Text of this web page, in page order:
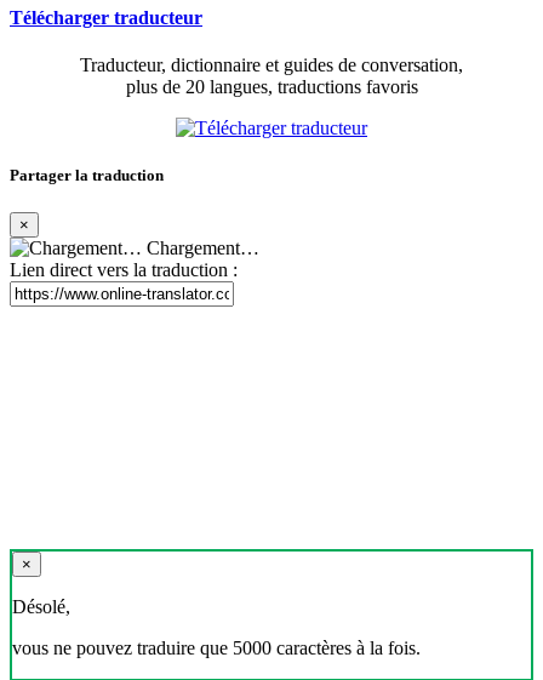
Télécharger traducteur
Traducteur, dictionnaire et guides de conversation,
plus de 20 langues, traductions favoris
Partager la traduction
×
Chargement…
Lien direct vers la traduction :
×
Désolé,
vous ne pouvez traduire que 5000 caractères à la fois.